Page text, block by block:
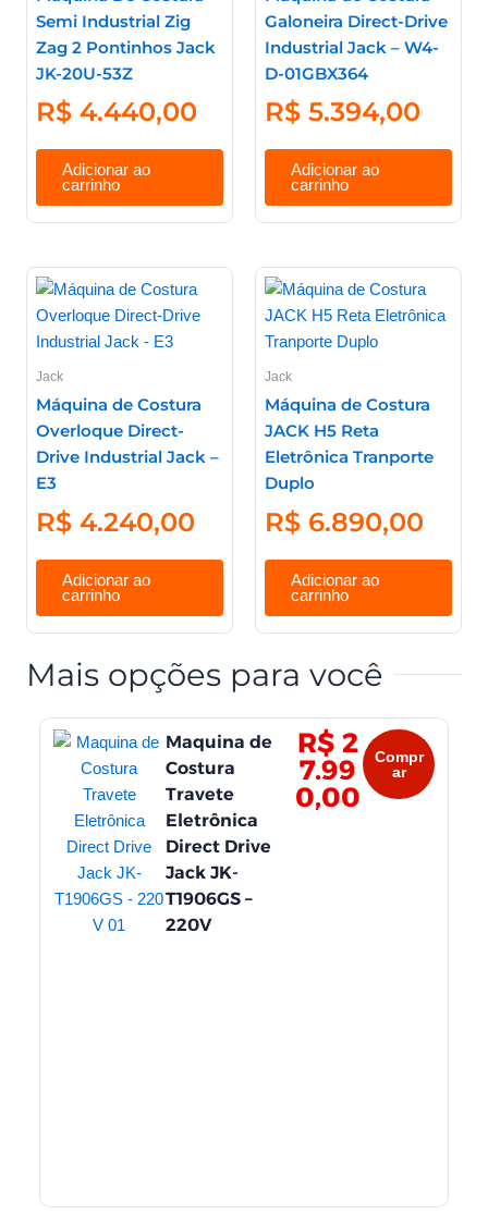
Semi Industrial Zig
Zag 2 Pontinhos Jack
JK-20U-53Z
R$ 4.440,00
Adicionar ao
carrinho
Galoneira Direct-Drive
Industrial Jack – W4-
D-01GBX364
R$ 5.394,00
Adicionar ao
carrinho
Jack
Máquina de Costura
Overloque Direct-
Drive Industrial Jack –
E3
R$ 4.240,00
Adicionar ao
carrinho
Jack
Máquina de Costura
JACK H5 Reta
Eletrônica Tranporte
Duplo
R$ 6.890,00
Adicionar ao
carrinho
Mais opções para você
Maquina de
Costura
Travete
Eletrônica
Direct Drive
Jack JK-
T1906GS –
220V
R$2
7.99
0,00
Compr
ar